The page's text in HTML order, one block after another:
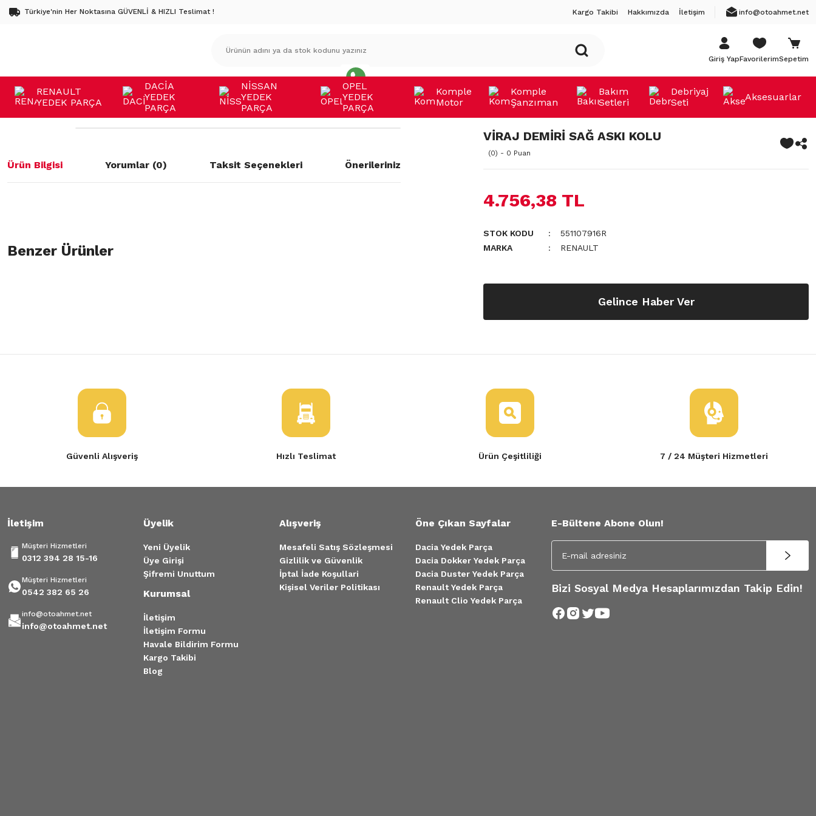
Türkiye'nin Her Noktasına GÜVENLİ & HIZLI Teslimat ! Kargo Takibi Hakkımızda İletişim info@otoahmet.net
Giriş YapFavorilerimSepetim
RENAULT
YEDEK PARÇA
DACİA
YEDEK
PARÇA
NİSSAN
YEDEK
PARÇA
OPEL
YEDEK
PARÇA
Komple
Motor
Komple
Şanzıman
Bakım
Setleri
Debriyaj
Seti
Aksesuarlar
Ürün Bilgisi Yorumlar (0) Taksit Seçenekleri Önerileriniz
öneri formunu kullanarak tarafımıza iletebilirsiniz.
Benzer Ürünler
VİRAJ DEMİRİ SAĞ ASKI KOLU
(0) - 0 Puan
4.756,38 TL
STOK KODU
551107916R
MARKA
RENAULT
Gelince Haber Ver
Güvenli Alışveriş Hızlı Teslimat Ürün Çeşitliliği 7 / 24 Müşteri Hizmetleri
İletişim
Müşteri Hizmetleri
0312 394 28 15-16
Müşteri Hizmetleri
0542 382 65 26
info@otoahmet.net
info@otoahmet.net
Üyelik
Yeni Üyelik
Üye Girişi
Şifremi Unuttum
Kurumsal
İletişim
İletişim Formu
Havale Bildirim Formu
Kargo Takibi
Blog
Alışveriş
Mesafeli Satış Sözleşmesi
Gizlilik ve Güvenlik
İptal İade Koşullari
Kişisel Veriler Politikası
Öne Çıkan Sayfalar
Dacia Yedek Parça
Dacia Dokker Yedek Parça
Dacia Duster Yedek Parça
Renault Yedek Parça
Renault Clio Yedek Parça
E-Bültene Abone Olun!
Bizi Sosyal Medya Hesaplarımızdan Takip Edin!